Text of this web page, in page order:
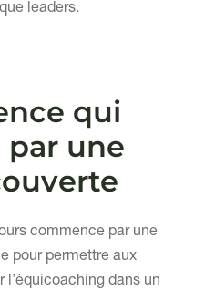
leaders.
qui
une
commence par une
pour permettre aux
l’équicoaching dans un